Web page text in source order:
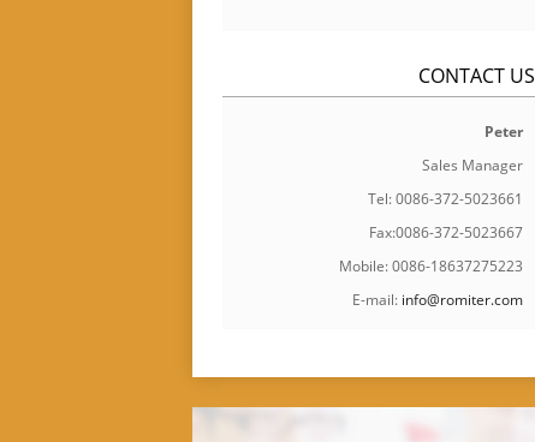
CONTACT US
Peter
Sales Manager
Tel: 0086-372-5023661
Fax:0086-372-5023667
Mobile: 0086-18637275223
E-mail: info@romiter.com